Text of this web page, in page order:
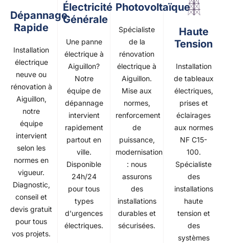
Dépannage
Rapide
Installation
électrique
neuve ou
rénovation à
Aiguillon,
notre
équipe
intervient
selon les
normes en
vigueur.
Diagnostic,
conseil et
devis gratuit
pour tous
vos projets.
Électricité
Générale
Une panne
électrique à
Aiguillon?
Notre
équipe de
dépannage
intervient
rapidement
partout en
ville.
Disponible
24h/24
pour tous
types
d'urgences
électriques.
Photovoltaïque
Spécialiste
de la
rénovation
électrique à
Aiguillon.
Mise aux
normes,
renforcement
de
puissance,
modernisation
: nous
assurons
des
installations
durables et
sécurisées.
Haute
Tension
Installation
de tableaux
électriques,
prises et
éclairages
aux normes
NF C15-
100.
Spécialiste
des
installations
haute
tension et
des
systèmes